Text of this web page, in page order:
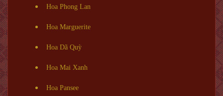
Hoa Phong Lan
Hoa Marguerite
Hoa Dã Quỳ
Hoa Mai Xanh
Hoa Pansee